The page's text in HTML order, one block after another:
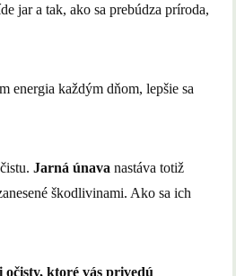
jar a tak, ako sa prebúdza príroda,
energia každým dňom, lepšie sa
Jarná únava nastáva totiž
škodlivinami. Ako sa ich
ktoré vás privedú